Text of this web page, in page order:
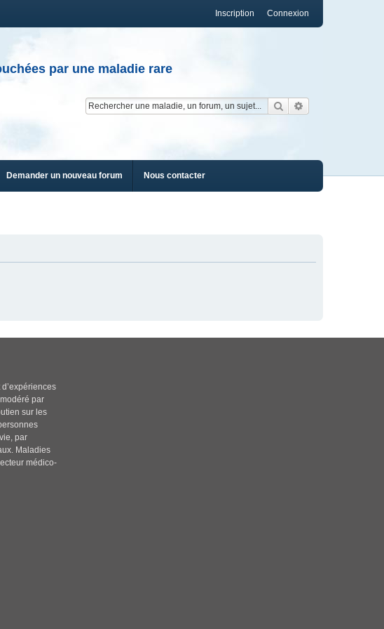
Connexion
Inscription
par une maladie rare
Rechercher
Demander un nouveau forum Nous contacter
par
sur les
par
Maladies
médico-